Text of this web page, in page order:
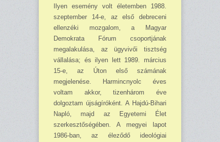
Ilyen esemény volt életemben 1988.
szeptember 14-e, az első debreceni
ellenzéki mozgalom, a Magyar
Demokrata Fórum csoportjának
megalakulása, az ügyvivői tisztség
vállalása; és ilyen lett 1989. március
15-e, az Úton első számának
megjelenése. Harmincnyolc éves
voltam akkor, tizenhárom éve
dolgoztam újságíróként. A Hajdú-Bihari
Napló, majd az Egyetemi Élet
szerkesztőségében. A megyei lapot
1986-ban, az éleződő ideológiai